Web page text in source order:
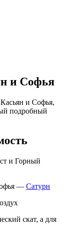
и Софья
и Софья,
подробный
и Горный
— Сатурн
скат, а для